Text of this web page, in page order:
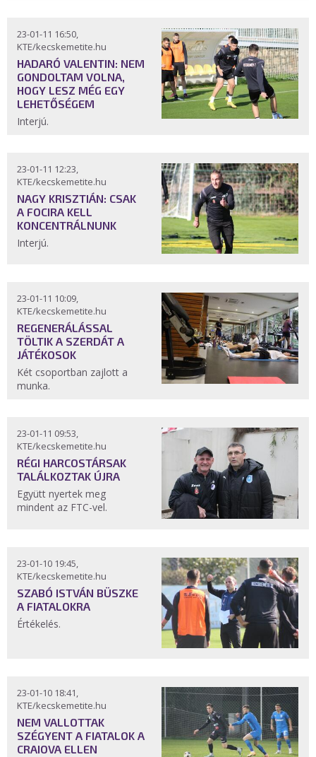
23-01-11 16:50,
KTE/kecskemetite.hu
HADARÓ VALENTIN: NEM
GONDOLTAM VOLNA,
HOGY LESZ MÉG EGY
LEHETŐSÉGEM
Interjú.
23-01-11 12:23,
KTE/kecskemetite.hu
NAGY KRISZTIÁN: CSAK
A FOCIRA KELL
KONCENTRÁLNUNK
Interjú.
23-01-11 10:09,
KTE/kecskemetite.hu
REGENERÁLÁSSAL
TÖLTIK A SZERDÁT A
JÁTÉKOSOK
Két csoportban zajlott a
munka.
23-01-11 09:53,
KTE/kecskemetite.hu
RÉGI HARCOSTÁRSAK
TALÁLKOZTAK ÚJRA
Együtt nyertek meg
mindent az FTC-vel.
23-01-10 19:45,
KTE/kecskemetite.hu
SZABÓ ISTVÁN BÜSZKE
A FIATALOKRA
Értékelés.
23-01-10 18:41,
KTE/kecskemetite.hu
NEM VALLOTTAK
SZÉGYENT A FIATALOK A
CRAIOVA ELLEN